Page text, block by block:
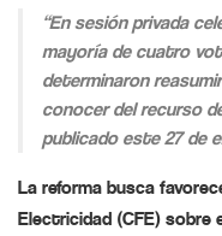
“En sesión privada
mayoría de cuatro
determinaron
conocer del recurso
publicado este 27 de
La reforma busca
Electricidad (CFE) sobre